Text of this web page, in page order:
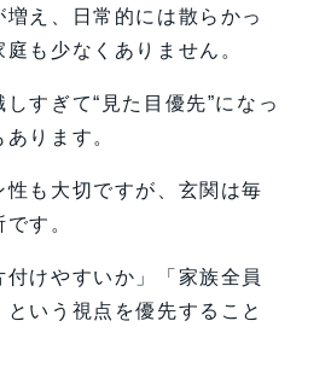
え、日常的には散らかっ
も少なくありません。
すぎて“見た目優先”になっ
ります。
性も大切ですが、玄関は毎
す。
けやすいか」「家族全員
いう視点を優先すること